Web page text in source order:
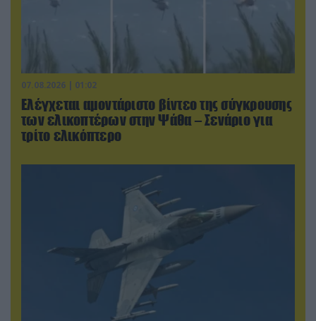
07.08.2026 | 01:02
Ελέγχεται αμοντάριστο βίντεο της σύγκρουσης
των ελικοπτέρων στην Ψάθα – Σενάριο για
τρίτο ελικόπτερο